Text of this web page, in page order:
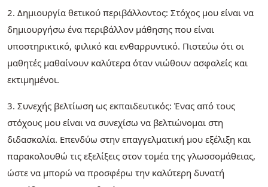
2. Δημιουργία θετικού περιβάλλοντος: Στόχος μου είναι να
δημιουργήσω ένα περιβάλλον μάθησης που είναι
υποστηρικτικό, φιλικό και ενθαρρυντικό. Πιστεύω ότι οι
μαθητές μαθαίνουν καλύτερα όταν νιώθουν ασφαλείς και
εκτιμημένοι.
3. Συνεχής βελτίωση ως εκπαιδευτικός: Ένας από τους
στόχους μου είναι να συνεχίσω να βελτιώνομαι στη
διδασκαλία. Επενδύω στην επαγγελματική μου εξέλιξη και
παρακολουθώ τις εξελίξεις στον τομέα της γλωσσομάθειας,
ώστε να μπορώ να προσφέρω την καλύτερη δυνατή